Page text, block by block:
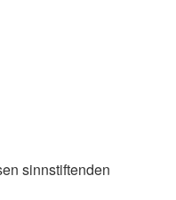
sinnstiftenden